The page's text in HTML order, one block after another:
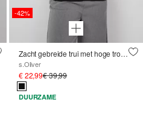
-42%
Zacht gebreide trui met hoge troyer kraag
s.Oliver
€ 22,99€ 39,99
DUURZAME